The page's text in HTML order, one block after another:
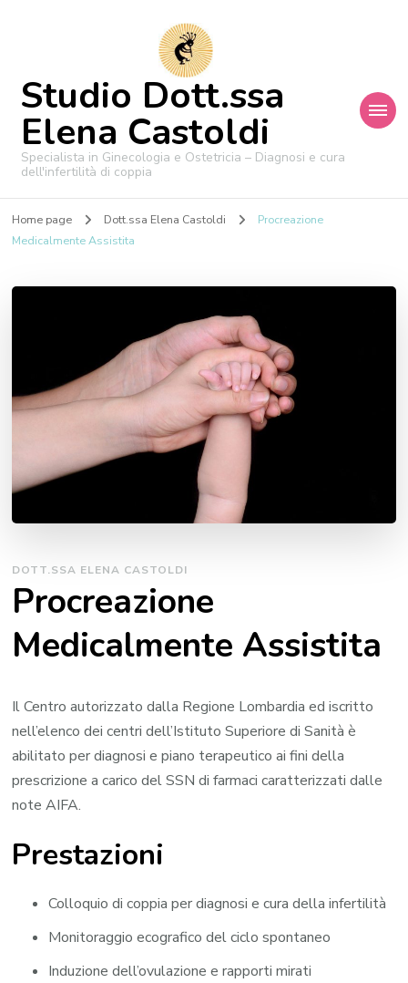
Studio Dott.ssa
Elena Castoldi
Specialista in Ginecologia e Ostetricia – Diagnosi e cura
dell'infertilità di coppia
Home page Dott.ssa Elena Castoldi
Procreazione
Medicalmente Assistita
DOTT.SSA ELENA CASTOLDI
Procreazione
Medicalmente Assistita
Il Centro autorizzato dalla Regione Lombardia ed iscritto
nell’elenco dei centri dell’Istituto Superiore di Sanità è
abilitato per diagnosi e piano terapeutico ai fini della
prescrizione a carico del SSN di farmaci caratterizzati dalle
note AIFA.
Prestazioni
Colloquio di coppia per diagnosi e cura della infertilità
Monitoraggio ecografico del ciclo spontaneo
Induzione dell’ovulazione e rapporti mirati